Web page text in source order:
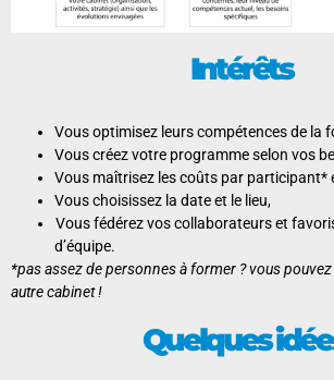
Intérêts
Vous optimisez leurs compétencesde la
Vous créez votre programmeselon vos
Vous maîtrisez les coûts par participant*
Vous choisissez la date et le lieu,
Vous fédérez vos collaborateurs et
d’équipe.
*pas assez de personnes à former ? vous
autre cabinet !
Quelques